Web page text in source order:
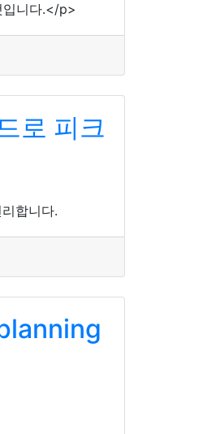
입니다.</p>
로 피크
합니다.